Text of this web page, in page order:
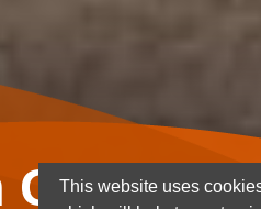
Ghana
This website uses